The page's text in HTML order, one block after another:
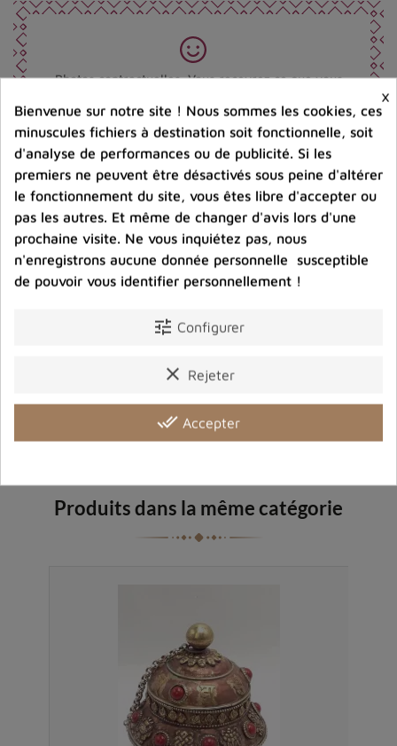
Photos contractuelles. Vous recevrez ce que vous
Port offert dès 80 € d’achat en France métropolitaine.
100 € pour la Belgique
Entreprise éco-responsable.
Bijoux argent fabriqués sans émission de gaz
carbonique
Produits dans la même catégorie
×
Bienvenue sur notre site ! Nous sommes les cookies, ces
minuscules fichiers à destination soit fonctionnelle, soit
d'analyse de performances ou de publicité. Si les
premiers ne peuvent être désactivés sous peine d'altérer
le fonctionnement du site, vous êtes libre d'accepter ou
pas les autres. Et même de changer d'avis lors d'une
prochaine visite. Ne vous inquiétez pas, nous
n'enregistrons aucune donnée personnelle susceptible
de pouvoir vous identifier personnellement !
tune Configurer
clear Rejeter
done_all Accepter